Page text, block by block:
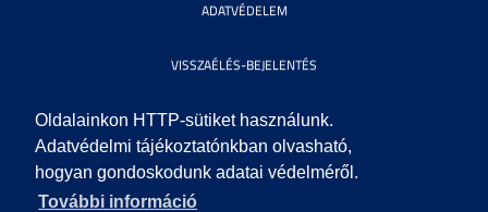
Oldalainkon HTTP-sütiket használunk.
Adatvédelmi tájékoztatónkban olvasható,
hogyan gondoskodunk adatai védelméről.
További információ
ADATVÉDELEM
VISSZAÉLÉS-BEJELENTÉS
KÖZÉRDEKŰ ADATOK
IMPRESSZUM